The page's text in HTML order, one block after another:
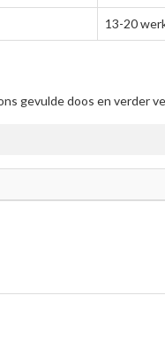
13-20
gevulde doos en verder